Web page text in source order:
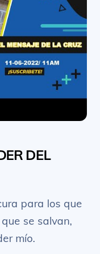
DEL
para los que
se salvan,
mío.